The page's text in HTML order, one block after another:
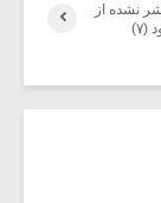
نشده از
(۷)